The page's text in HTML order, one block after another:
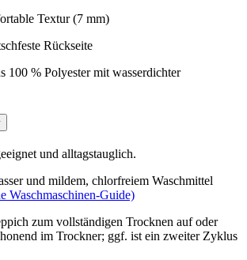
Textur (7 mm)
Rückseite
100 % Polyester mit wasserdichter
und alltagstauglich.
und mildem, chlorfreiem Waschmittel
Waschmaschinen-Guide)
zum vollständigen Trocknen auf oder
im Trockner; ggf. ist ein zweiter Zyklus